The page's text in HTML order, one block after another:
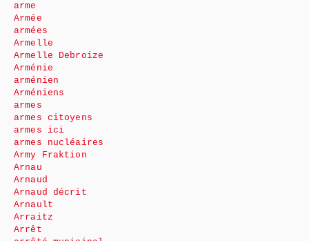
arme
Armée
armées
Armelle
Armelle Debroize
Arménie
arménien
Arméniens
armes
armes citoyens
armes ici
armes nucléaires
Army Fraktion
Arnau
Arnaud
Arnaud décrit
Arnault
Arraitz
Arrêt